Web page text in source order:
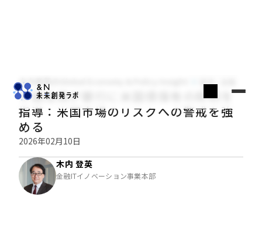
木内登英のGlobal Economy & Policy Insight
中国当局が銀行に米国債保有の抑制を
指導：米国市場のリスクへの警戒を強
める
2026年02月10日
木内 登英
金融ITイノベーション事業本部